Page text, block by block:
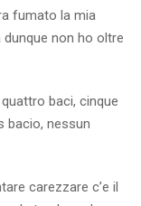
fumato la mia
non ho oltre
baci, cinque
bacio, nessun
carezzare c’e il